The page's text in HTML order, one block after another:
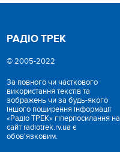
РАДІО ТРЕК
© 2005-2022
За повного чи часткового
використання текстів та
зображень чи за будь-якого
іншого поширення інформації
«Радіо ТРЕК» гіперпосилання на
сайт radiotrek.rv.ua є
обов'язковим.